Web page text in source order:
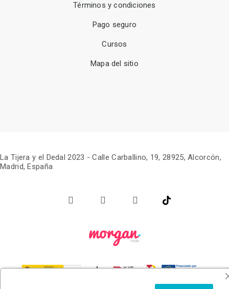
Términos y condiciones
Pago seguro
Cursos
Mapa del sitio
La Tijera y el Dedal 2023 -Calle Carballino, 19, 28925, Alcorcón,
Madrid, España